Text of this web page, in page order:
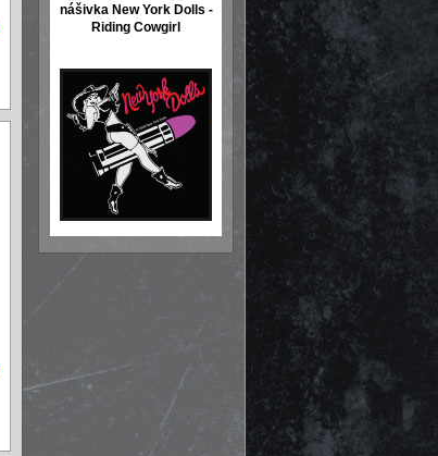
nášivka New York Dolls -
Riding Cowgirl